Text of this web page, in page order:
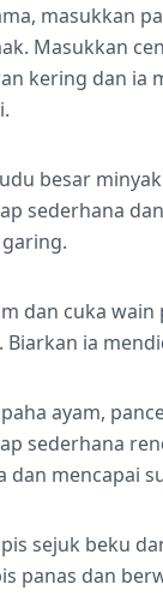
masukkan
Masukkan
kering dan ia
besar
sederhana
dan cuka
Biarkan ia
ayam,
sederhana
mencapai
sejuk beku
panas dan